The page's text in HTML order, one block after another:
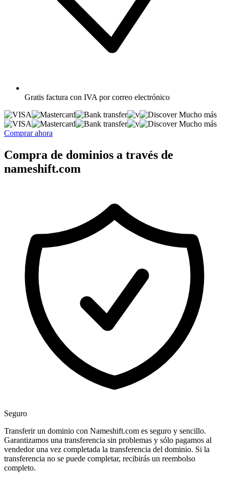
Gratis factura con IVA por correo electrónico
Mucho más
Mucho más
Comprar ahora
Compra de dominios a través de
nameshift.com
Seguro
Transferir un dominio con Nameshift.com es seguro y sencillo.
Garantizamos una transferencia sin problemas y sólo pagamos al
vendedor una vez completada la transferencia del dominio. Si la
transferencia no se puede completar, recibirás un reembolso
completo.